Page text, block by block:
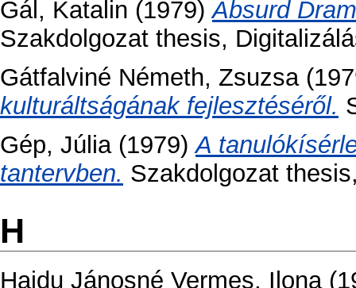
Gál, Katalin (1979)Absurd
Szakdolgozat thesis,
Gátfalviné Németh, Zsuzsa
kulturáltságának fejlesztéséről.
Gép, Júlia(1979)A
tantervben. Szakdolgozat
H
Hajdu Jánosné Vermes, Ilona